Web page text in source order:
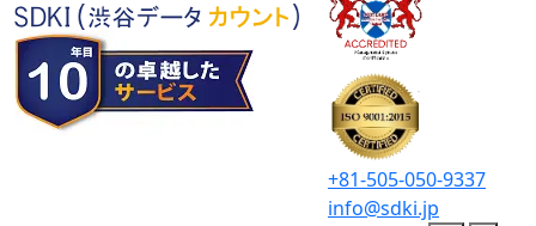
+81-505-050-9337
info@sdki.jp